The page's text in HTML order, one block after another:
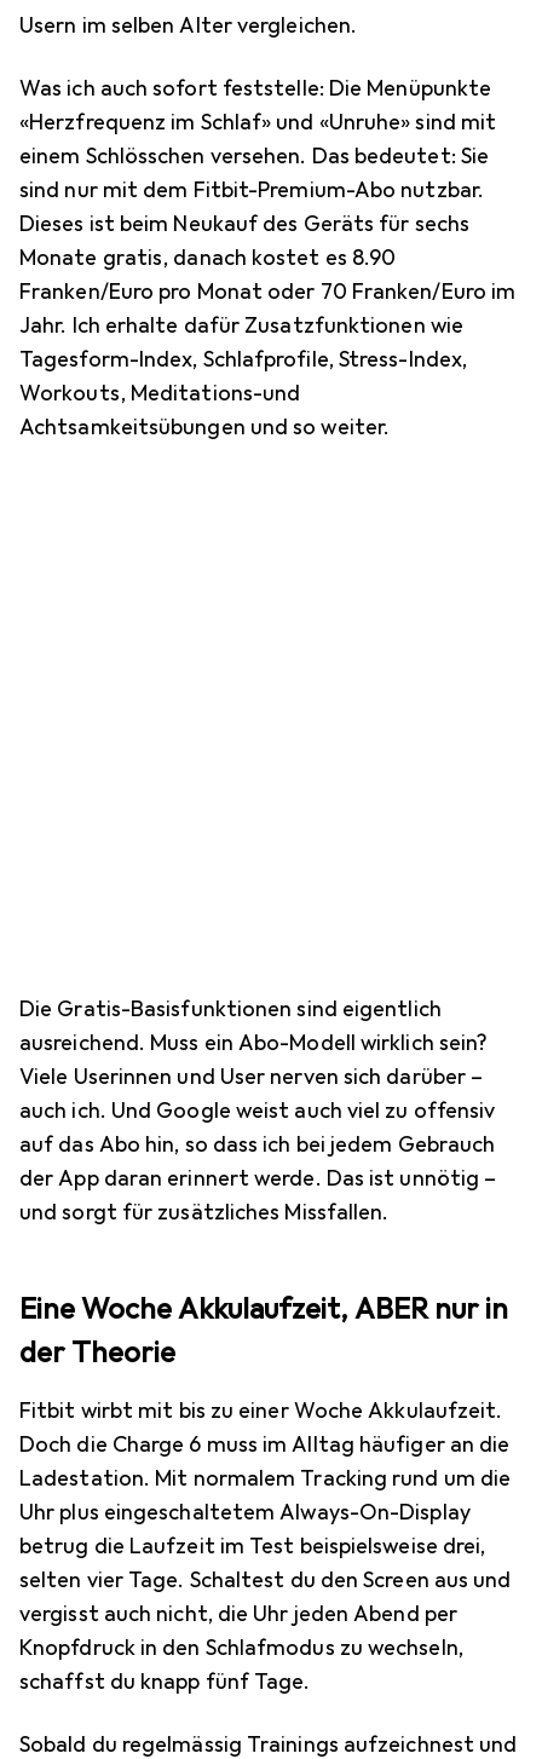
Usern im selben Alter vergleichen.
Was ich auch sofort feststelle: Die Menüpunkte
«Herzfrequenz im Schlaf» und «Unruhe» sind mit
einem Schlösschen versehen. Das bedeutet: Sie
sind nur mit dem Fitbit-Premium-Abo nutzbar.
Dieses ist beim Neukauf des Geräts für sechs
Monate gratis, danach kostet es 8.90
Franken/Euro pro Monat oder 70 Franken/Euro im
Jahr. Ich erhalte dafür Zusatzfunktionen wie
Tagesform-Index, Schlafprofile, Stress-Index,
Workouts, Meditations-und
Achtsamkeitsübungen und so weiter.
Die Gratis-Basisfunktionen sind eigentlich
ausreichend. Muss ein Abo-Modell wirklich sein?
Viele Userinnen und User nerven sich darüber –
auch ich. Und Google weist auch viel zu offensiv
auf das Abo hin, so dass ich bei jedem Gebrauch
der App daran erinnert werde. Das ist unnötig –
und sorgt für zusätzliches Missfallen.
Eine Woche Akkulaufzeit, ABER nur in
der Theorie
Fitbit wirbt mit bis zu einer Woche Akkulaufzeit.
Doch die Charge 6 muss im Alltag häufiger an die
Ladestation. Mit normalem Tracking rund um die
Uhr plus eingeschaltetem Always-On-Display
betrug die Laufzeit im Test beispielsweise drei,
selten vier Tage. Schaltest du den Screen aus und
vergisst auch nicht, die Uhr jeden Abend per
Knopfdruck in den Schlafmodus zu wechseln,
schaffst du knapp fünf Tage.
Sobald du regelmässig Trainings aufzeichnest und